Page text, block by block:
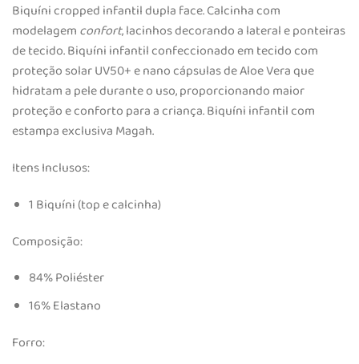
Biquíni cropped infantil dupla face. Calcinha com
modelagem confort, lacinhos decorando a lateral e ponteiras
de tecido. Biquíni infantil confeccionado em tecido com
proteção solar UV50+ e nano cápsulas de Aloe Vera que
hidratam a pele durante o uso, proporcionando maior
proteção e conforto para a criança. Biquíni infantil com
estampa exclusiva Magah.
Itens Inclusos:
1 Biquíni (top e calcinha)
Composição:
84% Poliéster
16% Elastano
Forro: